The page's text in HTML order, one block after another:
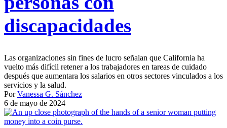
discapacidades
Las organizaciones sin fines de lucro señalan que California ha
vuelto más difícil retener a los trabajadores en tareas de cuidado
después que aumentara los salarios en otros sectores vinculados a los
servicios y la salud.
PorVanessa G. Sánchez
6 de mayo de 2024